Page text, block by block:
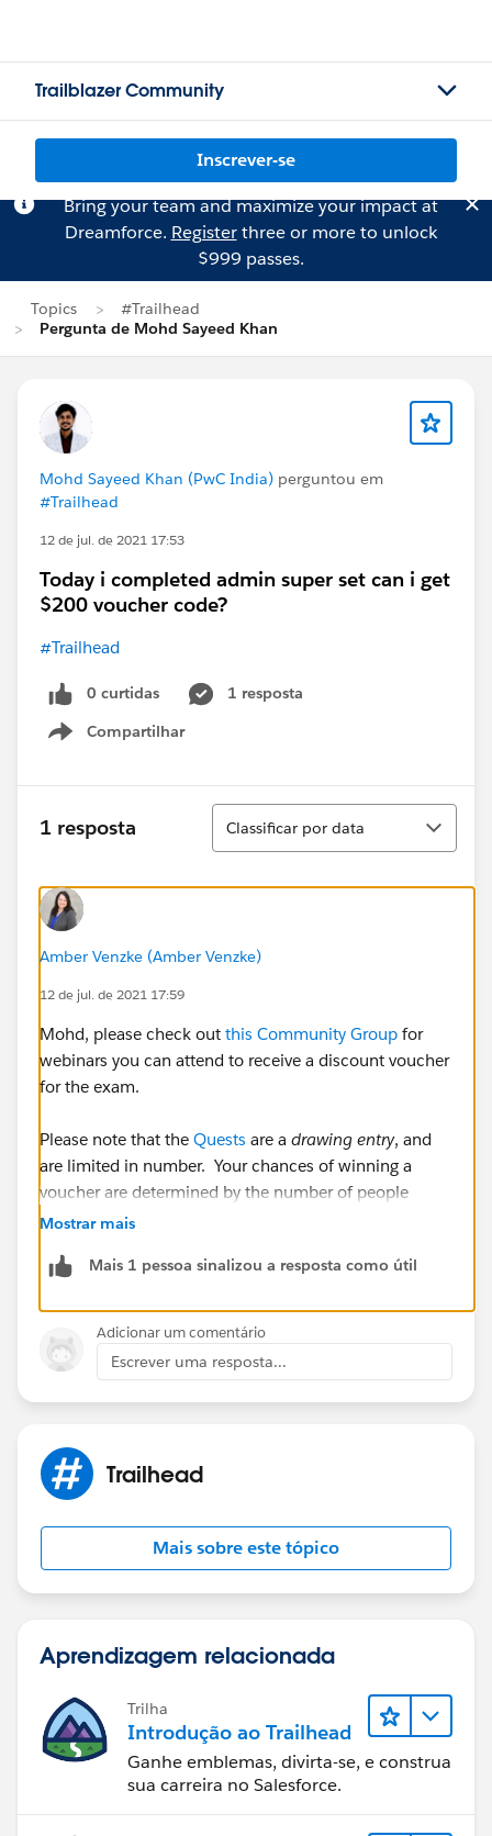
Trailblazer Community
Inscrever-se
Bring your team and maximize your impact at
Dreamforce. Registerthree or more to unlock
$999 passes.
Topics
#Trailhead
Pergunta de Mohd Sayeed Khan
Mohd Sayeed Khan (PwC India) perguntou em
#Trailhead
12 de jul. de 2021 17:53
Today i completed admin super set can i get
$200 voucher code?
#Trailhead
0 curtidas
1 resposta
Compartilhar
Show menu
1 resposta
Classificar
Classificar por data
Amber Venzke (Amber Venzke)
12 de jul. de 2021 17:59
Mohd, please check out this Community Group for
webinars you can attend to receive a discount voucher
for the exam.
Please note that the Quests are a drawing entry, and
are limited in number. Your chances of winning a
voucher are determined by the number of people
completing the quests. Drawings will happen after the
will have a voucher to give away, so I would
recommend looking to see if there is a user group
meeting locally to you.
Mostrar mais
Mais 1 pessoa sinalizou a resposta como útil
Adicionar um comentário
Escrever uma resposta...
Trailhead
Mais sobre este tópico
Aprendizagem relacionada
Trilha
Introdução ao Trailhead
Ganhe emblemas, divirta-se, e construa
sua carreira no Salesforce.